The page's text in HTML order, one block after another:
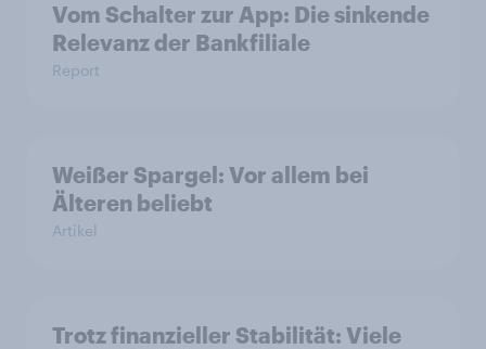
Vom Schalter zur App: Die sinkende
Relevanz der Bankfiliale
Report
Weißer Spargel: Vor allem bei
Älteren beliebt
Artikel
Trotz finanzieller Stabilität: Viele